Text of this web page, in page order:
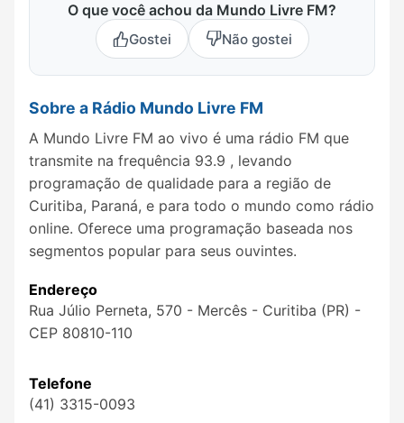
O que você achou da Mundo Livre FM?
Gostei Não gostei
Sobre a Rádio Mundo Livre FM
A Mundo Livre FM ao vivo é uma rádio FM que
transmite na frequência 93.9 , levando
programação de qualidade para a região de
Curitiba, Paraná, e para todo o mundo como rádio
online. Oferece uma programação baseada nos
segmentos popular para seus ouvintes.
Endereço
Rua Júlio Perneta, 570 - Mercês - Curitiba (PR) -
CEP 80810-110
Telefone
(41) 3315-0093